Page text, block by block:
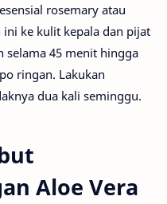
rosemary atau
ke kulit kepala dan pijat
selama 45 menit hingga
ringan. Lakukan
dua kali seminggu.
Aloe Vera